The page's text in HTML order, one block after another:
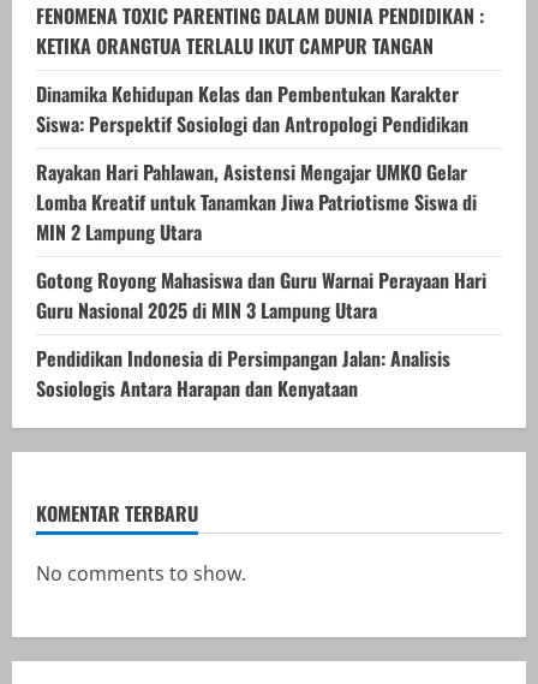
FENOMENA TOXIC PARENTING DALAM DUNIA PENDIDIKAN :
KETIKA ORANGTUA TERLALU IKUT CAMPUR TANGAN
Dinamika Kehidupan Kelas dan Pembentukan Karakter
Siswa: Perspektif Sosiologi dan Antropologi Pendidikan
Rayakan Hari Pahlawan, Asistensi Mengajar UMKO Gelar
Lomba Kreatif untuk Tanamkan Jiwa Patriotisme Siswa di
MIN 2 Lampung Utara
Gotong Royong Mahasiswa dan Guru Warnai Perayaan Hari
Guru Nasional 2025 di MIN 3 Lampung Utara
Pendidikan Indonesia di Persimpangan Jalan: Analisis
Sosiologis Antara Harapan dan Kenyataan
KOMENTAR TERBARU
No comments to show.